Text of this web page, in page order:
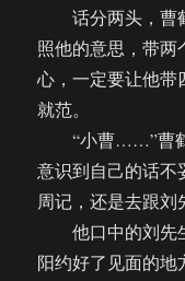
话分两头，曹
照他的意思，带
心，一定要让他带
就范。
“小曹……”曹鹤
意识到自己的话不
周记，还是去跟刘
他口中的刘先
阳约好了见面的地